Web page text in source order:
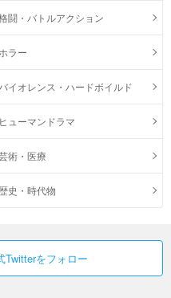
闘・バトルアクション
ホラー
バイオレンス・ハードボイルド
ヒューマンドラマ
術・医療
歴史・時代物
Twitterをフォロー